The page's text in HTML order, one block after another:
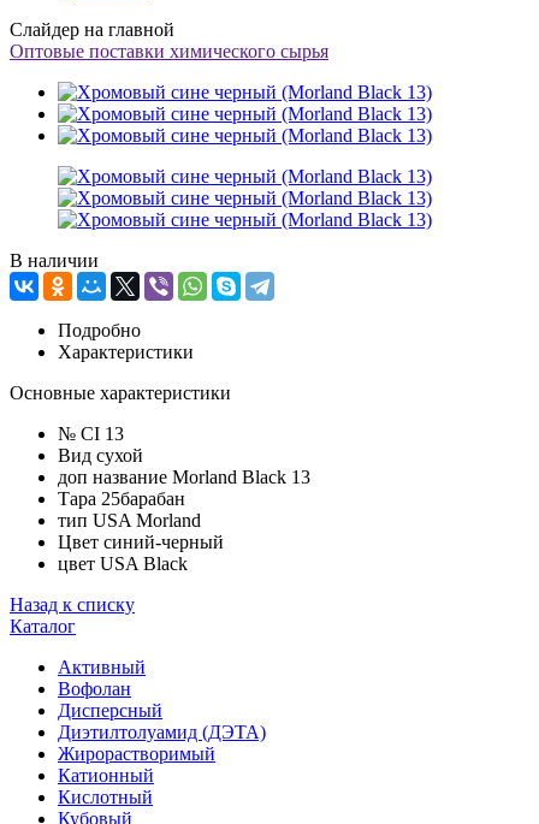
Слайдер на главной
Оптовые поставки химического сырья
В наличии
Подробно
Характеристики
Основные характеристики
№ CI 13
Вид сухой
доп название Morland Black 13
Тара 25барабан
тип USA Morland
Цвет синий-черный
цвет USA Black
Назад к списку
Каталог
Активный
Вофолан
Дисперсный
Диэтилтолуамид (ДЭТА)
Жирорастворимый
Катионный
Кислотный
Кубовый